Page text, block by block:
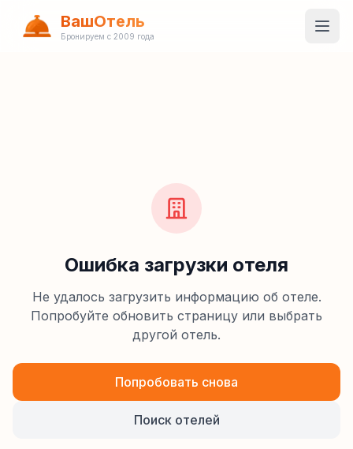
ВашОтель
Бронируем с 2009 года
Ошибка загрузки отеля
Не удалось загрузить информацию об отеле.
Попробуйте обновить страницу или выбрать
другой отель.
Попробовать снова
Поиск отелей